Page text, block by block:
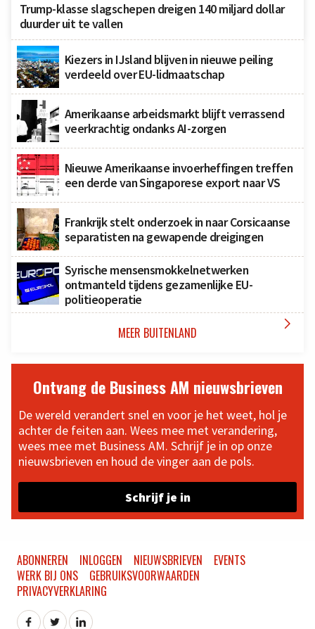
Trump-klasse slagschepen dreigen 140 miljard dollar
duurder uit te vallen
Kiezers in IJsland blijven in nieuwe peiling
verdeeld over EU-lidmaatschap
Amerikaanse arbeidsmarkt blijft verrassend
veerkrachtig ondanks AI-zorgen
Nieuwe Amerikaanse invoerheffingen treffen
een derde van Singaporese export naar VS
Frankrijk stelt onderzoek in naar Corsicaanse
separatisten na gewapende dreigingen
Syrische mensensmokkelnetwerken
ontmanteld tijdens gezamenlijke EU-
politieoperatie
MEER BUITENLAND 
Ontvang de Business AM nieuwsbrieven
De wereld verandert snel en voor je het weet, hol je
achter de feiten aan. Wees mee met verandering,
wees mee met Business AM. Schrijf je in op onze
nieuwsbrieven en houd de vinger aan de pols.
Schrijf je in
ABONNEREN INLOGGEN NIEUWSBRIEVEN
EVENTS
WERK BIJ ONS
GEBRUIKSVOORWAARDEN
PRIVACYVERKLARING